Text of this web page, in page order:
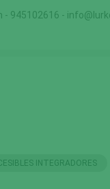
- 945102616 -
INTEGRADORES